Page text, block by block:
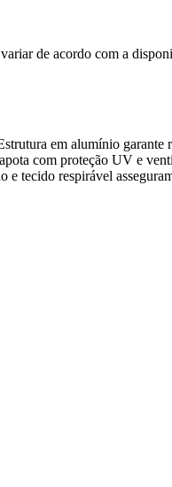
de acordo com a
em alumínio
com proteção UV e
tecido respirável